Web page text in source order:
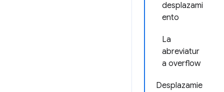
desplazami
ento
La
abreviatur
a overflow
Desplazamie